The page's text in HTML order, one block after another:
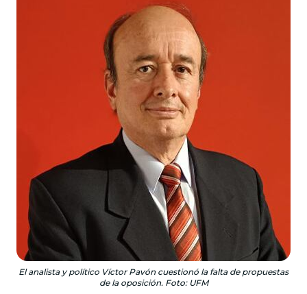
El analista y político Víctor Pavón cuestionó la falta de propuestas
de la oposición. Foto: UFM